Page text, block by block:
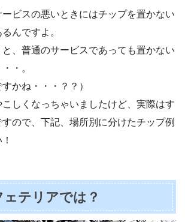
ビスの悪いときにはチップを置かない
んですよ。
、普通のサービスであっても置かない
・。
かね・・・？？）
しくなっちゃいましたけど、 実際はす
すので、下記、場所別に分けたチップ例
テリアでは？